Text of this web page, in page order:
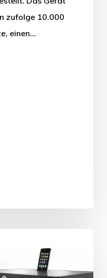
zufolge 10.000
einen…